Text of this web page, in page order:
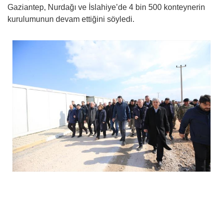
Gaziantep, Nurdağı ve İslahiye’de 4 bin 500 konteynerin
kurulumunun devam ettiğini söyledi.